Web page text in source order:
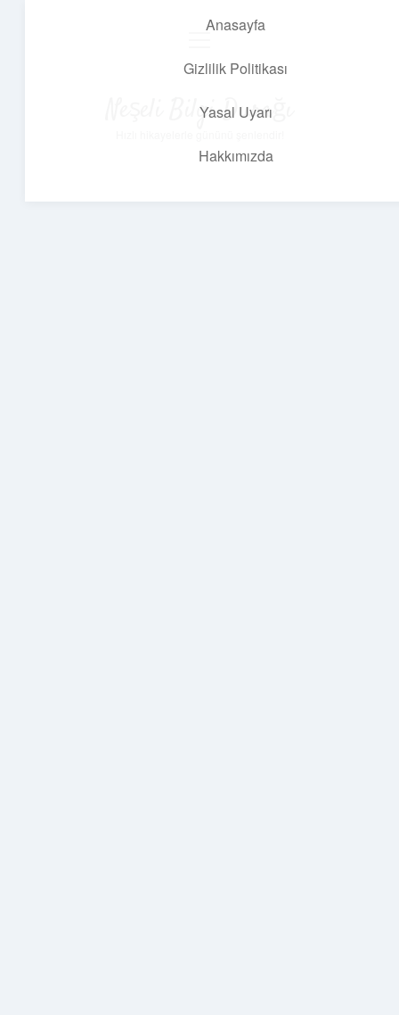
Anasayfa
Gizlilik Politikası
Yasal Uyarı
Hakkımızda
Neşeli Bilgi Durağı